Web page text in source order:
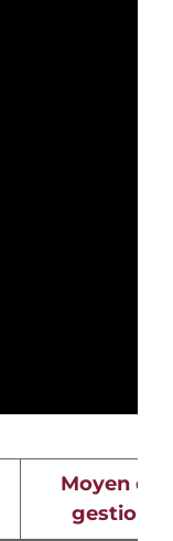
Moyen de
gestion